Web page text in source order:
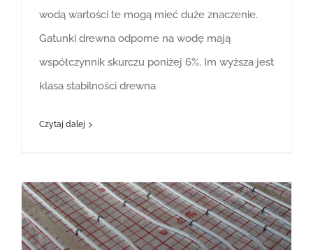
wodą wartości te mogą mieć duże znaczenie.
Gatunki drewna odporne na wodę mają
współczynnik skurczu poniżej 6%. Im wyższa jest
klasa stabilności drewna
Czytaj dalej